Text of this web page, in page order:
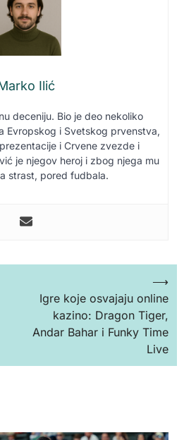
Ilić
deceniju. Bio je deo nekoliko
Evropskog i Svetskog prvenstva,
i Crvene zvezde i
je njegov heroj i zbog njega mu
strast, pored fudbala.
Igre koje osvajaju online
kazino: Dragon Tiger,
Andar Bahar i Funky Time
Live
⟶